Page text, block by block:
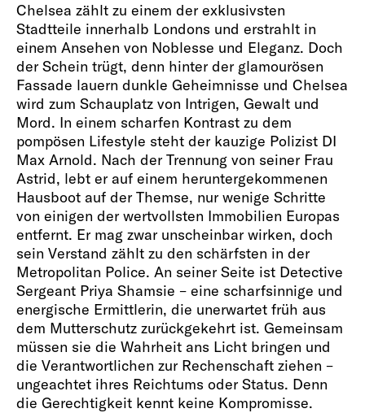
Chelsea zählt zu einem der exklusivsten
Stadtteile innerhalb Londons und erstrahlt in
einem Ansehen von Noblesse und Eleganz. Doch
der Schein trügt, denn hinter der glamourösen
Fassade lauern dunkle Geheimnisse und Chelsea
wird zum Schauplatz von Intrigen, Gewalt und
Mord. In einem scharfen Kontrast zu dem
pompösen Lifestyle steht der kauzige Polizist DI
Max Arnold. Nach der Trennung von seiner Frau
Astrid, lebt er auf einem heruntergekommenen
Hausboot auf der Themse, nur wenige Schritte
von einigen der wertvollsten Immobilien Europas
entfernt. Er mag zwar unscheinbar wirken, doch
sein Verstand zählt zu den schärfsten in der
Metropolitan Police. An seiner Seite ist Detective
Sergeant Priya Shamsie – eine scharfsinnige und
energische Ermittlerin, die unerwartet früh aus
dem Mutterschutz zurückgekehrt ist. Gemeinsam
müssen sie die Wahrheit ans Licht bringen und
die Verantwortlichen zur Rechenschaft ziehen –
ungeachtet ihres Reichtums oder Status. Denn
die Gerechtigkeit kennt keine Kompromisse.